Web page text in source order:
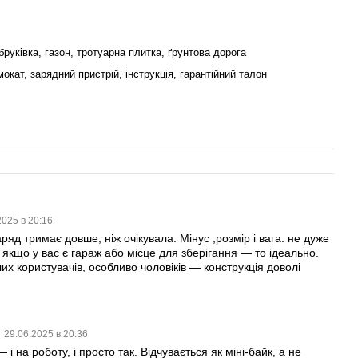
з
основного освітлення дороги,
у темну пору доби та інформує інших учасників руху
центральної осі. У складеному стані самокат зручно
дозволяє утримувати конструкцію цілісною при
газон, тротуарна плитка, ґрунтова дорога
зарядний пристрій, інструкція, гарантійний талон
в 20:16
тримає довше, ніж очікувала. Мінус ,розмір і вага: не дуже
у вас є гараж або місце для зберігання — то ідеально.
користувачів, особливо чоловіків — конструкція доволі
29.06.2025 в 20:36
роботу, і просто так. Відчувається як міні-байк, а не